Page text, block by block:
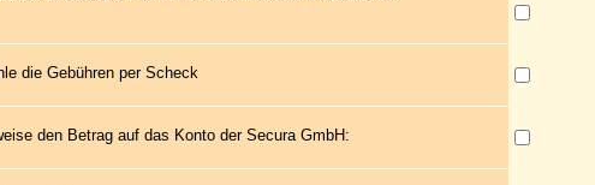
die Gebühren per Scheck
den Betrag auf das Konto der Secura GmbH: